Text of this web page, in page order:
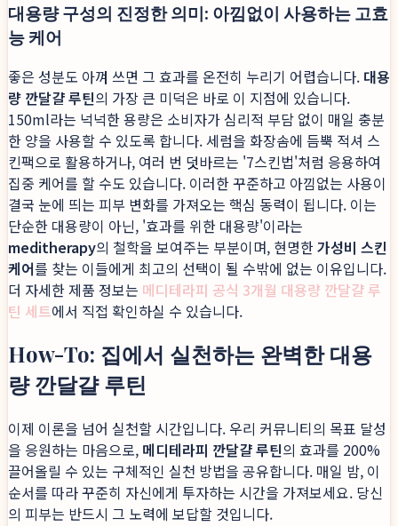
대용량 구성의 진정한 의미: 아낌없이 사용하는 고효
능 케어
좋은 성분도 아껴 쓰면 그 효과를 온전히 누리기 어렵습니다. 대용
량 깐달걀 루틴의 가장 큰 미덕은 바로 이 지점에 있습니다.
150ml라는 넉넉한 용량은 소비자가 심리적 부담 없이 매일 충분
한 양을 사용할 수 있도록 합니다. 세럼을 화장솜에 듬뿍 적셔 스
킨팩으로 활용하거나, 여러 번 덧바르는 '7스킨법'처럼 응용하여
집중 케어를 할 수도 있습니다. 이러한 꾸준하고 아낌없는 사용이
결국 눈에 띄는 피부 변화를 가져오는 핵심 동력이 됩니다. 이는
단순한 대용량이 아닌, '효과를 위한 대용량'이라는
meditherapy의 철학을 보여주는 부분이며, 현명한가성비 스킨
케어를 찾는 이들에게 최고의 선택이 될 수밖에 없는 이유입니다.
더 자세한 제품 정보는 메디테라피 공식 3개월 대용량 깐달걀 루
틴 세트에서 직접 확인하실 수 있습니다.
How-To: 집에서 실천하는 완벽한 대용
량 깐달걀 루틴
이제 이론을 넘어 실천할 시간입니다. 우리 커뮤니티의 목표 달성
을 응원하는 마음으로, 메디테라피 깐달걀 루틴의 효과를 200%
끌어올릴 수 있는 구체적인 실천 방법을 공유합니다. 매일 밤, 이
순서를 따라 꾸준히 자신에게 투자하는 시간을 가져보세요. 당신
의 피부는 반드시 그 노력에 보답할 것입니다.